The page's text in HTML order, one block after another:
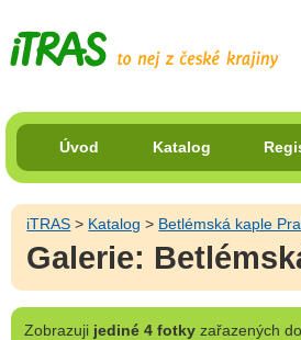
Úvod Katalog
iTRAS > Katalog > Betlémská kaple
Galerie:
Zobrazuji jediné 4 fotkyzařazených